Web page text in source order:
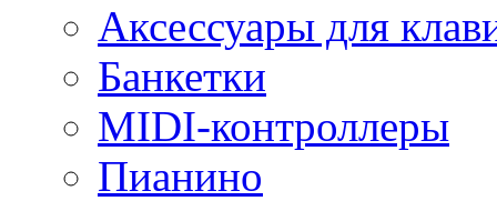
Аксессуары для
Банкетки
MIDI-контроллеры
Пианино